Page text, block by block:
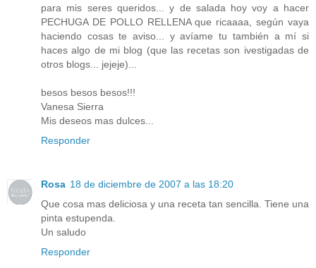
para mis seres queridos... y de salada hoy voy a hacer
PECHUGA DE POLLO RELLENA que ricaaaa, según vaya
haciendo cosas te aviso... y avíame tu también a mí si
haces algo de mi blog (que las recetas son ivestigadas de
otros blogs... jejeje)...
besos besos besos!!!
Vanesa Sierra
Mis deseos mas dulces...
Responder
Rosa 18 de diciembre de 2007 a las 18:20
Que cosa mas deliciosa y una receta tan sencilla. Tiene una
pinta estupenda.
Un saludo
Responder